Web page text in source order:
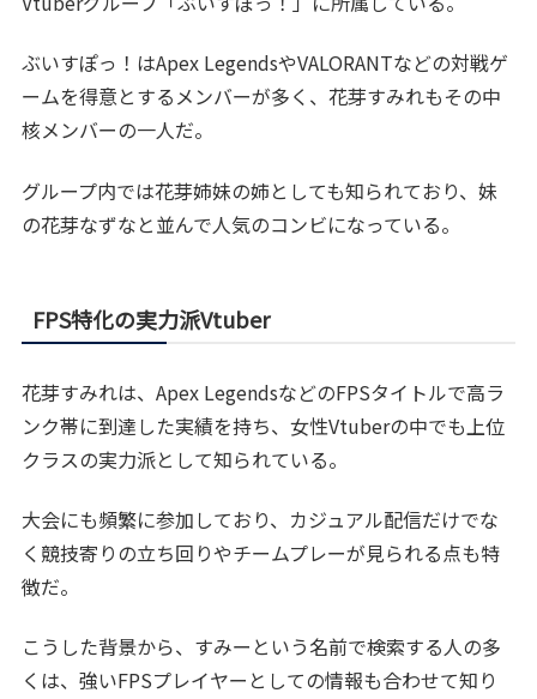
ぶいすぽっ！はApex LegendsやVALORANTなどの対戦ゲ
ームを得意とするメンバーが多く、花芽すみれもその中
核メンバーの一人だ。
グループ内では花芽姉妹の姉としても知られており、妹
の花芽なずなと並んで人気のコンビになっている。
FPS特化の実力派Vtuber
花芽すみれは、Apex LegendsなどのFPSタイトルで高ラ
ンク帯に到達した実績を持ち、女性Vtuberの中でも上位
クラスの実力派として知られている。
大会にも頻繁に参加しており、カジュアル配信だけでな
く競技寄りの立ち回りやチームプレーが見られる点も特
徴だ。
こうした背景から、すみーという名前で検索する人の多
くは、強いFPSプレイヤーとしての情報も合わせて知り